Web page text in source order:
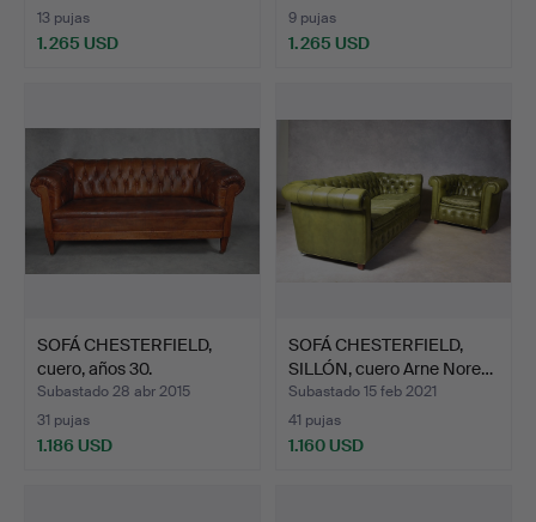
13 pujas
1.265 USD
9 pujas
1.265 USD
SOFÁ CHESTERFIELD,
cuero, años 30.
Subastado 28 abr 2015
31 pujas
1.186 USD
SOFÁ CHESTERFIELD,
SILLÓN, cuero Arne Nore…
Subastado 15 feb 2021
41 pujas
1.160 USD